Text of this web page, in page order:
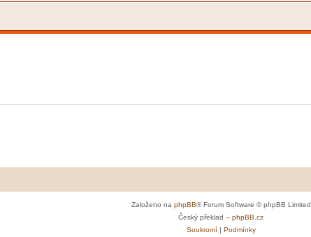
Založeno na phpBB® Forum Software © phpBB Limited
Český překlad – phpBB.cz
Soukromí| Podmínky